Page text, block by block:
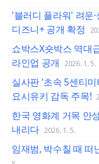
'블러디 플라워' 려운
디즈니+ 공개 확정
쇼박스X숏박스 역대
라인업 공개 2026. 1. 5.
실사판 '초속 5센티
요시유키 감독 주목!
한국 영화계 거목 안
내리다 2026. 1. 5.
임재범, 박수칠 때